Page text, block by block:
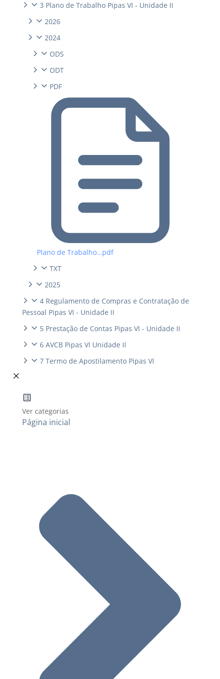
3 Plano de Trabalho Pipas VI - Unidade II
2026
2024
ODS
ODT
PDF
Plano de Trabalho…pdf
TXT
2025
4 Regulamento de Compras e Contratação de
Pessoal Pipas VI - Unidade II
5 Prestação de Contas Pipas VI - Unidade II
6 AVCB Pipas VI Unidade II
7 Termo de Apostilamento Pipas VI
Ver categorias
Página inicial